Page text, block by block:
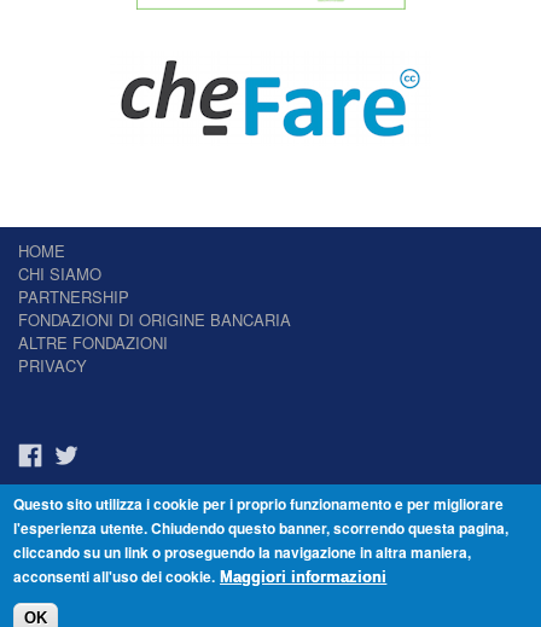
HOME
CHI SIAMO
PARTNERSHIP
FONDAZIONI DI ORIGINE BANCARIA
ALTRE FONDAZIONI
PRIVACY
Il Giornale delle Fondazioni - Periodico telematico
Reg. Tribunale n.7 del 22/07/2014 – ISSN 2421-2466
© Fondazione Venezia 2000 - Dorsoduro 3488/U - 30123 Venezia - Italia -
Questo sito utilizza i cookie per i proprio funzionamento e per migliorare
l'esperienza utente. Chiudendo questo banner, scorrendo questa pagina,
cliccando su un link o proseguendo la navigazione in altra maniera,
acconsenti all'uso dei cookie. Maggiori informazioni
OK